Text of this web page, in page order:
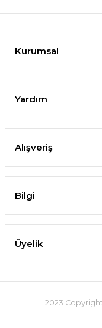
Kurumsal
Yardım
Alışveriş
Bilgi
Üyelik
2023 Copyright